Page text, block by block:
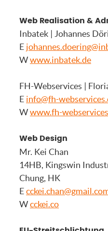
Web Realisation &
Inbatek | Johannes
E
Wwww.inbatek.de
FH-Webservices |
E info@fh-
Wwww.fh-
Web Design
Mr. Kei Chan
14HB, Kingswin
Chung, HK
E
Wcckei.co